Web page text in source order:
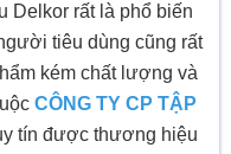
Delkor rất là phổ biến
tiêu dùng cũng rất
kém chất lượng và
CÔNG TY CP TẬP
tín được thương hiệu